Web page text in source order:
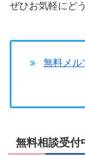
ぜひお気軽にど
無料メル
無料相談受付